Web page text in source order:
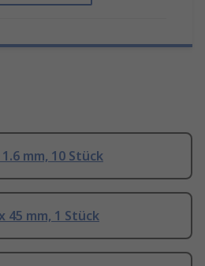
1.6 mm, 10 Stück
45 mm, 1 Stück